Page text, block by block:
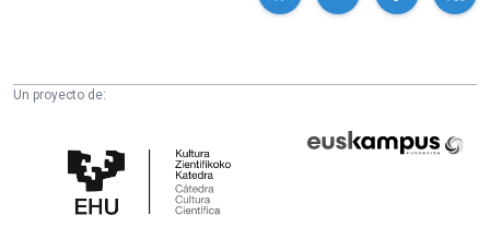
Un proyecto de:
Cultura
Científica
Fundazioa